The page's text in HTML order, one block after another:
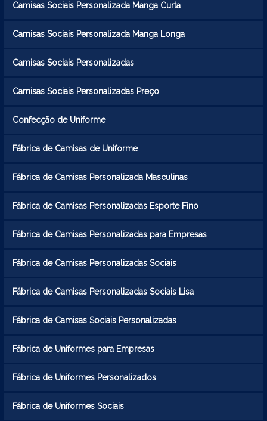
Camisas Sociais Personalizada Manga Curta
Camisas Sociais Personalizada Manga Longa
Camisas Sociais Personalizadas
Camisas Sociais Personalizadas Preço
Confecção de Uniforme
Fábrica de Camisas de Uniforme
Fábrica de Camisas Personalizada Masculinas
Fábrica de Camisas Personalizadas Esporte Fino
Fábrica de Camisas Personalizadas para Empresas
Fábrica de Camisas Personalizadas Sociais
Fábrica de Camisas Personalizadas Sociais Lisa
Fábrica de Camisas Sociais Personalizadas
Fábrica de Uniformes para Empresas
Fábrica de Uniformes Personalizados
Fábrica de Uniformes Sociais